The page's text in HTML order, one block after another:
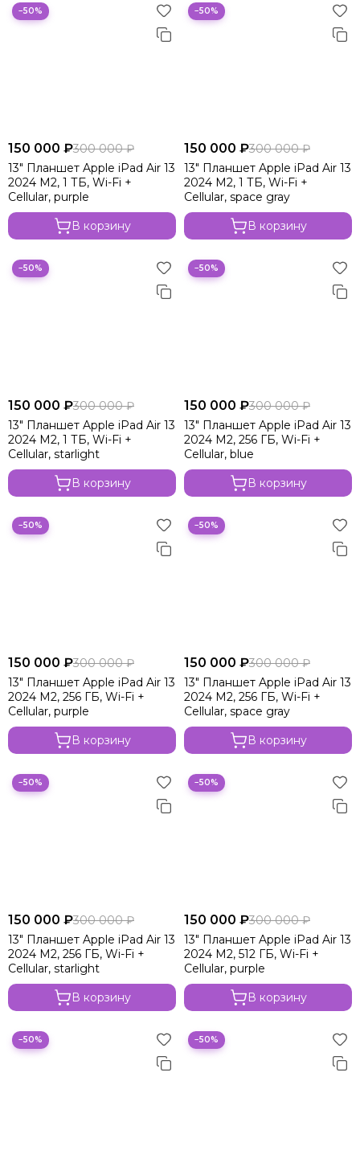
−50%
150 000 ₽300 000 ₽
13" Планшет Apple iPad Air 13
2024 M2, 1 ТБ, Wi-Fi +
Cellular, purple
В корзину
−50%
150 000 ₽300 000 ₽
13" Планшет Apple iPad Air 13
2024 M2, 1 ТБ, Wi-Fi +
Cellular, space gray
В корзину
−50%
150 000 ₽300 000 ₽
13" Планшет Apple iPad Air 13
2024 M2, 1 ТБ, Wi-Fi +
Cellular, starlight
В корзину
−50%
150 000 ₽300 000 ₽
13" Планшет Apple iPad Air 13
2024 M2, 256 ГБ, Wi-Fi +
Cellular, blue
В корзину
−50%
150 000 ₽300 000 ₽
13" Планшет Apple iPad Air 13
2024 M2, 256 ГБ, Wi-Fi +
Cellular, purple
В корзину
−50%
150 000 ₽300 000 ₽
13" Планшет Apple iPad Air 13
2024 M2, 256 ГБ, Wi-Fi +
Cellular, space gray
В корзину
−50%
150 000 ₽300 000 ₽
13" Планшет Apple iPad Air 13
2024 M2, 256 ГБ, Wi-Fi +
Cellular, starlight
В корзину
−50%
150 000 ₽300 000 ₽
13" Планшет Apple iPad Air 13
2024 M2, 512 ГБ, Wi-Fi +
Cellular, purple
В корзину
−50% −50%